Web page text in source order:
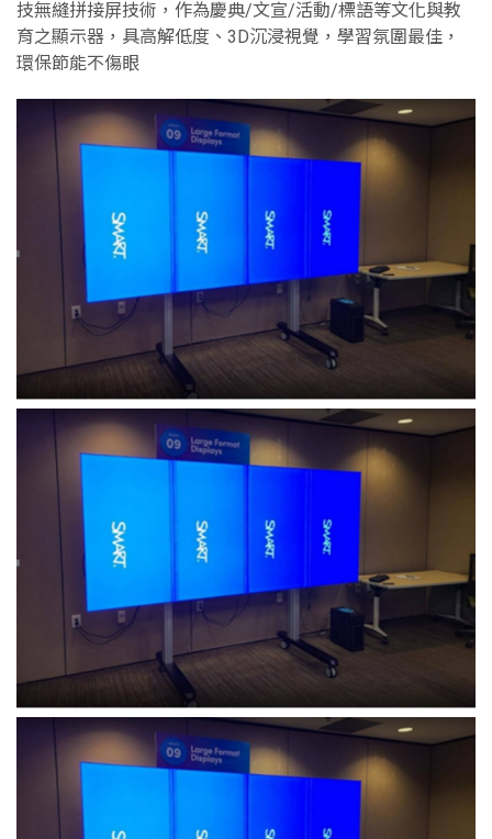
技無縫拼接屏技術，作為慶典/文宣/活動/標語等文化與教
育之顯示器，具高解低度、3D沉浸視覺，學習氛圍最佳，
環保節能不傷眼